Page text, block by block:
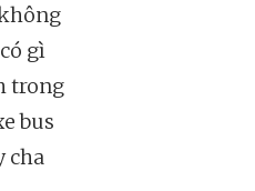
gì
trong
bus
cha